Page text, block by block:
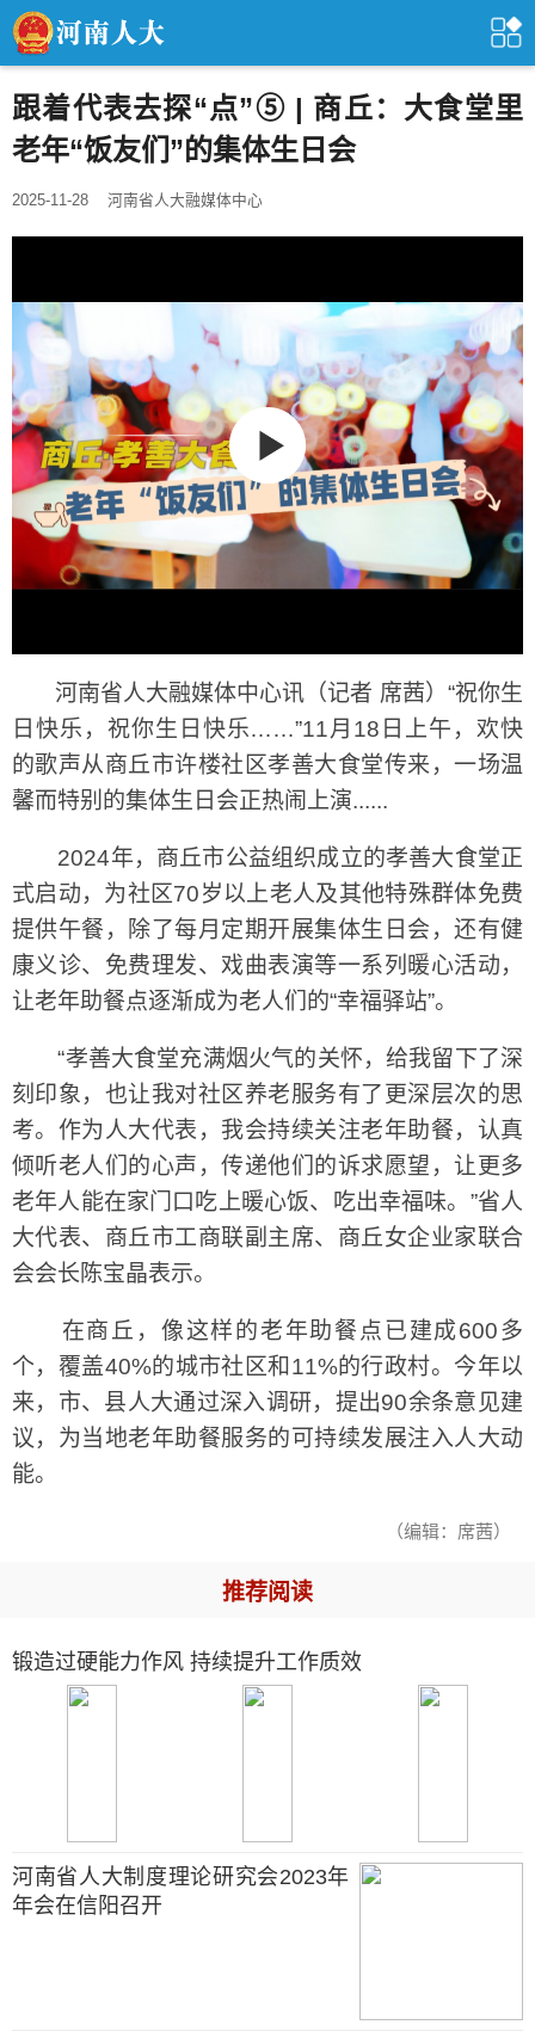
跟着代表去探“点”⑤ | 商丘：大食堂里
老年“饭友们”的集体生日会
2025-11-28 河南省人大融媒体中心
河南省人大融媒体中心讯（记者 席茜）“祝你生
日快乐，祝你生日快乐……”11月18日上午，欢快
的歌声从商丘市许楼社区孝善大食堂传来，一场温
馨而特别的集体生日会正热闹上演......
2024年，商丘市公益组织成立的孝善大食堂正
式启动，为社区70岁以上老人及其他特殊群体免费
提供午餐，除了每月定期开展集体生日会，还有健
康义诊、免费理发、戏曲表演等一系列暖心活动，
让老年助餐点逐渐成为老人们的“幸福驿站”。
“孝善大食堂充满烟火气的关怀，给我留下了深
刻印象，也让我对社区养老服务有了更深层次的思
考。作为人大代表，我会持续关注老年助餐，认真
倾听老人们的心声，传递他们的诉求愿望，让更多
老年人能在家门口吃上暖心饭、吃出幸福味。”省人
大代表、商丘市工商联副主席、商丘女企业家联合
会会长陈宝晶表示。
在商丘，像这样的老年助餐点已建成600多
个，覆盖40%的城市社区和11%的行政村。今年以
来，市、县人大通过深入调研，提出90余条意见建
议，为当地老年助餐服务的可持续发展注入人大动
能。
（编辑：席茜）
推荐阅读
锻造过硬能力作风 持续提升工作质效
河南省人大制度理论研究会2023年
年会在信阳召开